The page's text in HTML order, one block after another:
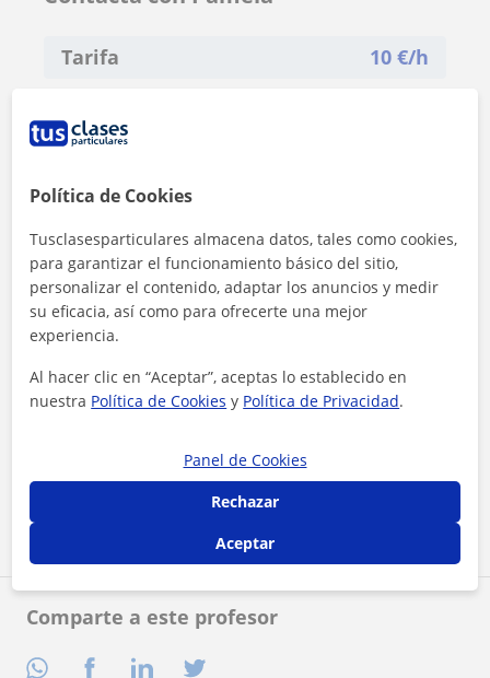
Comparte a este profesor
Tarifa 10 €/h
Contactar ahora
Política de Cookies
Tusclasesparticulares almacena datos, tales como cookies,
para garantizar el funcionamiento básico del sitio,
personalizar el contenido, adaptar los anuncios y medir
su eficacia, así como para ofrecerte una mejor
experiencia.
Al hacer clic en “Aceptar”, aceptas lo establecido en
nuestra Política de Cookies y Política de Privacidad.
Panel de Cookies
Rechazar
Aceptar